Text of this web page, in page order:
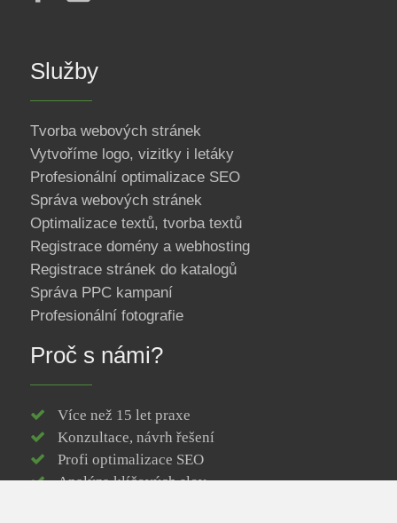
Služby
Tvorba webových stránek
Vytvoříme logo, vizitky i letáky
Profesionální optimalizace SEO
Správa webových stránek
Optimalizace textů, tvorba textů
Registrace domény a webhosting
Registrace stránek do katalogů
Správa PPC kampaní
Profesionální fotografie
Proč s námi?
Více než 15 let praxe
Konzultace, návrh řešení
Profi optimalizace SEO
Analýza klíčových slov